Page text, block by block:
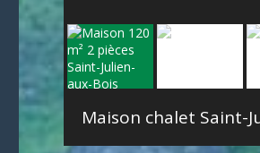
Maison chalet Saint-